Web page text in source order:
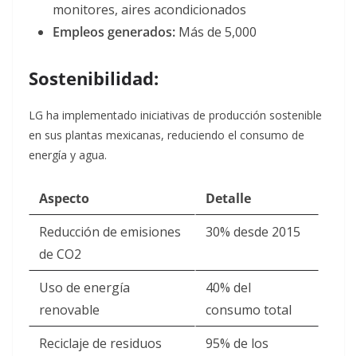
monitores, aires acondicionados
Empleos generados: Más de 5,000
Sostenibilidad:
LG ha implementado iniciativas de producción sostenible
en sus plantas mexicanas, reduciendo el consumo de
energía y agua.
Aspecto
Detalle
Reducción de emisiones
de CO2
30% desde 2015
Uso de energía
renovable
40% del
consumo total
Reciclaje de residuos
95% de los